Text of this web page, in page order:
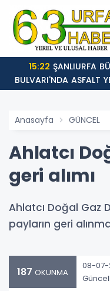
15:22
BULVARI'NDA ASFALT
Anasayfa GÜNCEL
Ahlatcı
geri alımı
Ahlatcı Doğal Gaz
payların geri
187 OKUNMA
08-07-